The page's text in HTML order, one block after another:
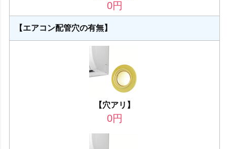
0円
【エアコン配管穴の有無】
【穴アリ】
0円